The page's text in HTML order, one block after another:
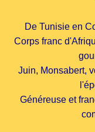
De Tunisie en
Corps franc
Juin, Monsabert,
Généreuse et